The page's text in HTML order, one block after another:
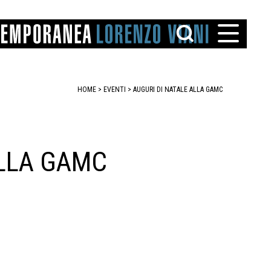
HOME > EVENTI > AUGURI DI NATALE ALLA GAMC
GAMC